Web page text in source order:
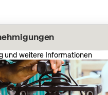
und weitere Informationen